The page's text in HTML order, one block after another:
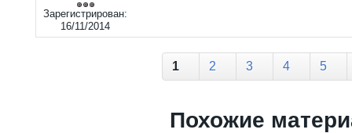
Зарегистрирован:
16/11/2014
1 2 3 4 5
Похожие